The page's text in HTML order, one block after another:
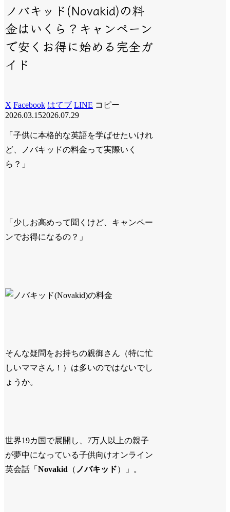
ノバキッド(Novakid)の料
金はいくら？キャンペーン
で安くお得に始める完全ガ
イド
X Facebook はてブ LINE コピー
2026.03.152026.07.29
「子供に本格的な英語を学ばせたいけれ
ど、ノバキッドの料金って実際いく
ら？」
「少しお高めって聞くけど、キャンペー
ンでお得になるの？」
そんな疑問をお持ちの親御さん（特に忙
しいママさん！）は多いのではないでし
ょうか。
世界19カ国で展開し、7万人以上の親子
が夢中になっている子供向けオンライン
英会話「Novakid （ ノバキッド）」。